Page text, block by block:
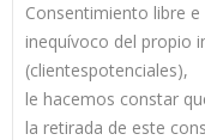
Consentimiento libre e
inequívoco del propio
(clientespotenciales),
le hacemos constar
la retirada de este